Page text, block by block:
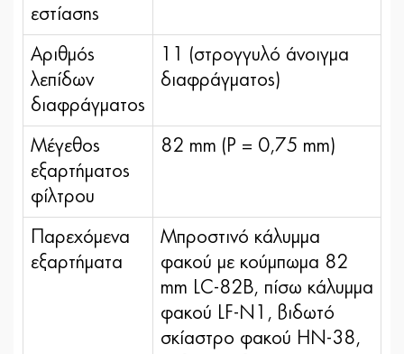
εστίασης
Αριθμός
λεπίδων
διαφράγματος
11 (στρογγυλό άνοιγμα
διαφράγματος)
Μέγεθος
εξαρτήματος
φίλτρου
82 mm (P = 0,75 mm)
Παρεχόμενα
εξαρτήματα
Μπροστινό κάλυμμα
φακού με κούμπωμα 82
mm LC-82B, πίσω κάλυμμα
φακού LF-N1, βιδωτό
σκίαστρο φακού HN-38,